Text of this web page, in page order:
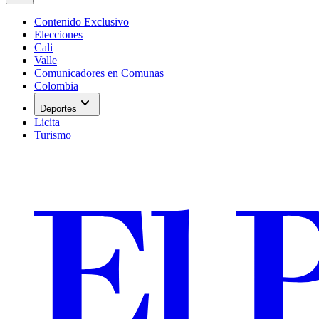
Contenido Exclusivo
Elecciones
Cali
Valle
Comunicadores en Comunas
Colombia
Deportes expand_more
Licita
Turismo